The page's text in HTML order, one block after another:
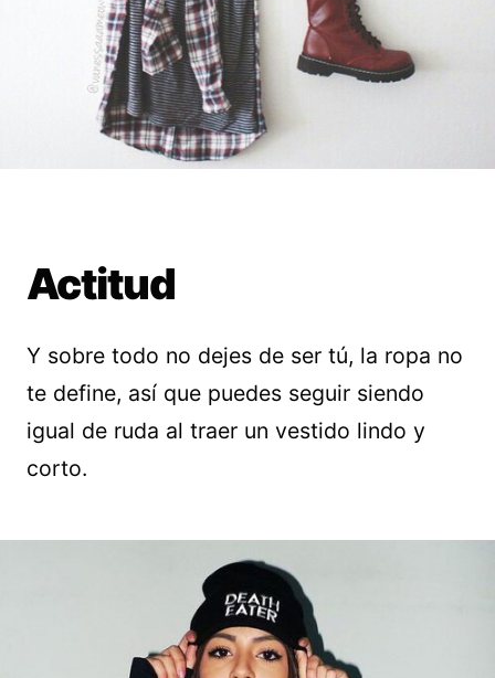
Actitud
Y sobre todo no dejes de ser tú, la ropa no
te define, así que puedes seguir siendo
igual de ruda al traer un vestido lindo y
corto.